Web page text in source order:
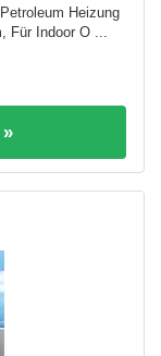
Heizung
Für Indoor O ...